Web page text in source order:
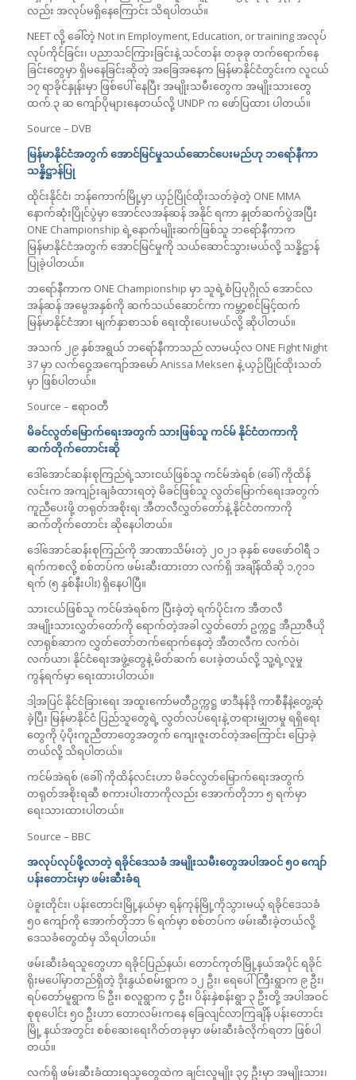
လည်း အလုပ်မရှိနေကြောင်း သိရပါတယ်။
NEET လို့ ခေါ်တဲ့ Not in Employment, Education, or training အလုပ်
လုပ်ကိုင်ခြင်း၊ ပညာသင်ကြားခြင်းနဲ့ သင်တန်း တခုခု တက်ရောက်နေ
ခြင်းတွေမှာ ရှိမနေခြင်းဆိုတဲ့ အခြေအနေက မြန်မာနိုင်ငံတွင်းက လူငယ်
၁၇ ရာခိုင်နှုန်းမှာ ဖြစ်ပေါ် နေပြီး အမျိုးသမီးတွေက အမျိုးသားတွေ
ထက် ၃ ဆ ကျော်ပိုများနေတယ်လို့ UNDP က ဖော်ပြထား ပါတယ်။
Source – DVB
မြန်မာနိုင်ငံအတွက် အောင်မြင်မှုသယ်ဆောင်ပေးမည်ဟု ဘရော်နီကာ
သန္နိဋ္ဌာန်ပြု
ထိုင်းနိုင်ငံ၊ ဘန်ကောက်မြို့မှာ ယှဉ်ပြိုင်ထိုးသတ်ခဲ့တဲ့ ONE MMA
နောက်ဆုံးပြိုင်ပွဲမှာ အောင်လအန်ဆန် အနိုင် ရကာ နှုတ်ဆက်ပွဲအပြီး
ONE Championship ရဲ့နောက်မျိုးဆက်ဖြစ်သူ ဘရော်နီကာက
မြန်မာနိုင်ငံအတွက် အောင်မြင်မှုကို သယ်ဆောင်သွားမယ်လို့ သန္နိဋ္ဌာန်
ပြုခဲ့ပါတယ်။
ဘရော်နီကာက ONE Championship မှာ သူရဲ့စံပြပုဂ္ဂိုလ် အောင်လ
အန်ဆန် အမွေအနှစ်ကို ဆက်သယ်ဆောင်ကာ ကမ္ဘာ့စင်မြင့်ထက်
မြန်မာနိုင်ငံအား မျက်နှာစာသစ် ရေးထိုးပေးမယ်လို့ ဆိုပါတယ်။
အသက် ၂၉ နှစ်အရွယ် ဘရော်နီကာသည် လာမယ့်လ ONE Fight Night
37 မှာ လက်ဝှေ့အကျော်အမော် Anissa Meksen နဲ့ ယှဉ်ပြိုင်ထိုးသတ်
မှာ ဖြစ်ပါတယ်။
Source – ဧရာဝတီ
မိခင်လွတ်မြောက်ရေးအတွက် သားဖြစ်သူ ကင်မ် နိုင်ငံတကာကို
ဆက်တိုက်တောင်းဆို
ဒေါ်အောင်ဆန်းစုကြည်ရဲ့သားငယ်ဖြစ်သူ ကင်မ်အဲရစ် (ခေါ်) ကိုထိန်
လင်းက အကျဉ်းချခံထားရတဲ့ မိခင်ဖြစ်သူ လွတ်မြောက်ရေးအတွက်
ကူ‌ညီပေးဖို့ တရုတ်အစိုးရ၊ အီတလီလွှတ်တော်နဲ့ နိုင်ငံတကာကို
ဆက်တိုက်တောင်း ဆိုနေပါတယ်။
ဒေါ်အောင်ဆန်းစုကြည်ကို အာဏာသိမ်းတဲ့ ၂၀၂၁ ခုနှစ် ဖေ‌ဖော်ဝါရီ ၁
ရက်ကစလို့ စစ်တပ်က ဖမ်းဆီးထားတာ လက်ရှိ အချိန်ထိဆို ၁,၇၁၁
ရက် (၅ နှစ်နီးပါး) ရှိနေပါပြီ။
သားငယ်ဖြစ်သူ ကင်မ်အဲရစ်က ပြီးခဲ့တဲ့ ရက်ပိုင်းက အီတလီ
အမျိုးသားလွှတ်တော်ကို ရောက်တဲ့အခါ လွှတ်တော် ဥက္ကဋ္ဌ အီညာဇီယို
လာရုစ်ဆာက လွှတ်တော်တက်‌ရောက်နေတဲ့ အီတလီက လက်ဝဲ၊
လက်ယာ၊ နိုင်ငံရေးအဖွဲ့တွေနဲ့ မိတ်ဆက် ပေးခဲ့တယ်လို့ သူ့ရဲ့လူမှု
ကွန်ရက်မှာ ရေးထားပါတယ်။
ဒါ့အပြင် နိုင်ငံခြားရေး အထူးကော်မတီဥက္ကဋ္ဌ ဖာဒီနန်ဒို ကာစီနီနဲ့တွေ့ဆုံ
ခဲ့ပြီး မြန်မာနိုင်ငံ ပြည်သူတွေရဲ့ လွတ်လပ်ရေးနဲ့ တရားမျှတမှု ရရှိရေး
တွေကို ပံ့ပိုးကူညီတာတွေအတွက် ကျေးဇူးတင်တဲ့အကြောင်း ပြောခဲ့
တယ်လို့ သိရပါတယ်။
ကင်မ်အဲရစ် (ခေါ်) ကိုထိန်လင်းဟာ မိခင်လွတ်မြောက်‌ရေးအတွက်
တရုတ်အစိုးရဆီ စကားပါးတာကိုလည်း အောက်တိုဘာ ၅ ရက်မှာ
ရေးသားထားပါတယ်။
Source – BBC
အလုပ်လုပ်ဖို့လာတဲ့ ရခိုင်ဒေသခံ အမျိုးသမီးတွေအပါအဝင် ၅၀ ကျော်
ပန်းတောင်းမှာ ဖမ်းဆီးခံရ
ပဲခူးတိုင်း၊ ပန်းတောင်းမြို့နယ်မှာ ရန်ကုန်မြို့ကိုသွားမယ့် ရခိုင်ဒေသခံ
၅၀ ကျော်ကို အောက်တိုဘာ ၆ ရက်မှာ စစ်တပ်က ဖမ်းဆီးခဲ့တယ်လို့
ဒေသခံတွေထံမှ သိရပါတယ်။
ဖမ်းဆီးခံရသူတွေဟာ ရခိုင်ပြည်နယ်၊ တောင်ကုတ်မြို့နယ်အပိုင် ရခိုင်
ရိုးမပေါ်မှာတည်ရှိတဲ့ ဒိုးနွယ်စမ်းရွာက ၁၂ ဦး၊ ရေပေါ်ကြီးရွာက ၉ ဦး၊
ရပ်တော်မူရွာက ၆ ဦး၊ စလူရွာက ၄ ဦး၊ ပိန်းနှဲစန်းရွာ ၃ ဦးတို့ အပါအဝင်
စုစုပေါင်း ၅၀ ဦးဟာ တောလမ်းကနေ ခြေလျင်လာကြချိန် ပန်းတောင်း
မြို့ နယ်အတွင်း စစ်ဆေးရေးဂိတ်တခုမှာ ဖမ်းဆီးခံလိုက်ရတာ ဖြစ်ပါ
တယ်။
လက်ရှိ ဖမ်းဆီးခံထားရသူတွေထဲက ချင်းလူမျိုး ၃၄ ဦးမှာ အမျိုးသား၊